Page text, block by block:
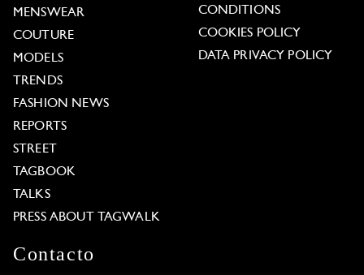
MENSWEAR
COUTURE
MODELS
TRENDS
FASHION NEWS
REPORTS
STREET
TAGBOOK
TALKS
PRESS ABOUT TAGWALK
CONDITIONS
COOKIES POLICY
DATA PRIVACY POLICY
Contacto